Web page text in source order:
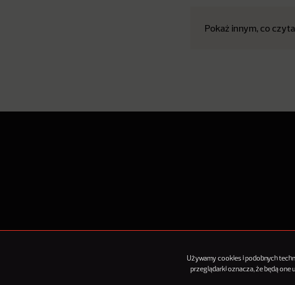
Używamy cookies i podobnych
przeglądarki oznacza, że będą one
Pokaż innym, co